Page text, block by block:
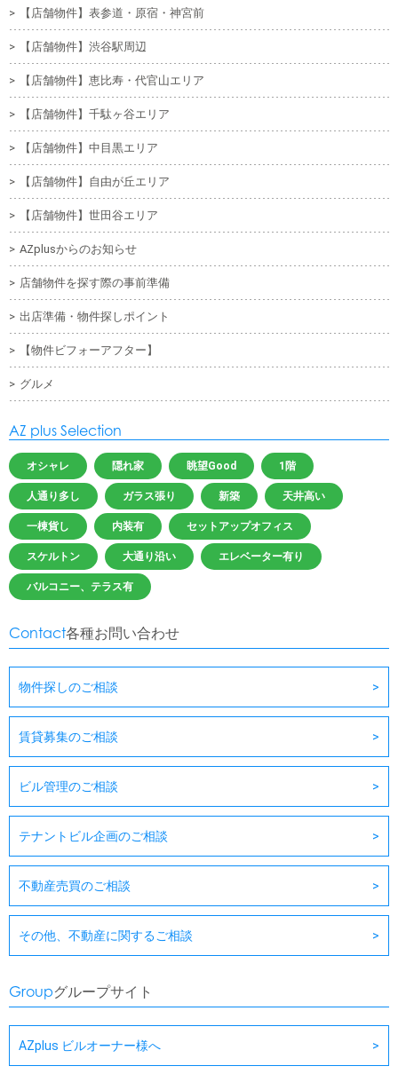
【店舗物件】表参道・原宿・神宮前
【店舗物件】渋谷駅周辺
【店舗物件】恵比寿・代官山エリア
【店舗物件】千駄ヶ谷エリア
【店舗物件】中目黒エリア
【店舗物件】自由が丘エリア
【店舗物件】世田谷エリア
AZplusからのお知らせ
店舗物件を探す際の事前準備
出店準備・物件探しポイント
【物件ビフォーアフター】
グルメ
AZ plus Selection
オシャレ 隠れ家 眺望Good 1階
人通り多し ガラス張り 新築 天井高い
一棟貨し 内装有 セットアップオフィス
スケルトン 大通り沿い エレベーター有り
バルコニー、テラス有
Contact各種お問い合わせ
物件探しのご相談
賃貸募集のご相談
ビル管理のご相談
テナントビル企画のご相談
不動産売買のご相談
その他、不動産に関するご相談
Groupグループサイト
AZplus ビルオーナー様へ